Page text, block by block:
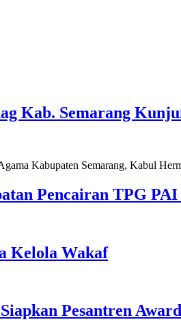
Kab. Semarang
Kabupaten Semarang, Kabul
Pencairan TPG
Kelola Wakaf
Pesantren